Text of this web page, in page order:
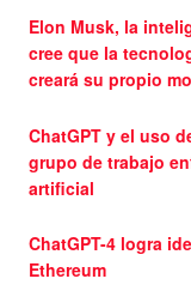
Elon Musk, la
cree que la
creará su propio
ChatGPT y el uso
grupo de trabajo
artificial
ChatGPT-4 logra
Ethereum